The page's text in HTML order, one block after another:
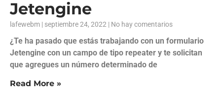
Jetengine
lafewebm septiembre 24, 2022 No hay comentarios
¿Te ha pasado que estás trabajando con un formulario
Jetengine con un campo de tipo repeater y te solicitan
que agregues un número determinado de
Read More »